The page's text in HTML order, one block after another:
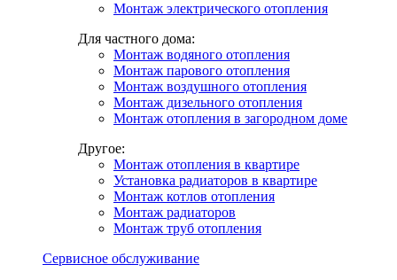
Монтаж электрического отопления
Для частного дома:
Монтаж водяного отопления
Монтаж парового отопления
Монтаж воздушного отопления
Монтаж дизельного отопления
Монтаж отопления в загородном доме
Другое:
Монтаж отопления в квартире
Установка радиаторов в квартире
Монтаж котлов отопления
Монтаж радиаторов
Монтаж труб отопления
Сервисное обслуживание